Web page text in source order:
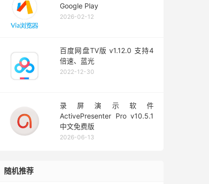
Google Play
2026-02-12
百度网盘TV版 v1.12.0 支持4
倍速、蓝光
2022-12-30
录屏演示软件
ActivePresenter Pro v10.5.1
中文免费版
2026-06-13
随机推荐